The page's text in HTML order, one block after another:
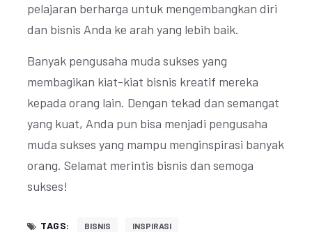
pelajaran berharga untuk mengembangkan diri
dan bisnis Anda ke arah yang lebih baik.
Banyak pengusaha muda sukses yang
membagikan kiat-kiat bisnis kreatif mereka
kepada orang lain. Dengan tekad dan semangat
yang kuat, Anda pun bisa menjadi pengusaha
muda sukses yang mampu menginspirasi banyak
orang. Selamat merintis bisnis dan semoga
sukses!
TAGS: BISNIS INSPIRASI